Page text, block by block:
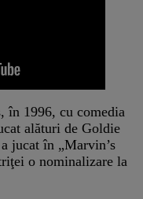
în 1996, cu comedia
alături de Goldie
jucat în „Marvin’s
o nominalizare la